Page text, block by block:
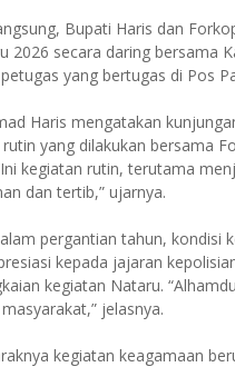
Bupati Haris dan
2026 secara daring bersama
yang bertugas di Pos
Haris mengatakan
yang dilakukan bersama
kegiatan rutin, terutama
dan tertib,” ujarnya.
pergantian tahun, kondisi
kepada jajaran
kegiatan Nataru.
jelasnya.
kegiatan keagamaan